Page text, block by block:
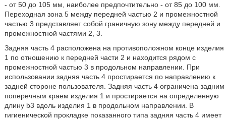
- от 50 до 105 мм, наиболее предпочтительно - от 85 до 100 мм.
Переходная зона 5 между передней частью 2 и промежностной
частью 3 представляет собой граничную зону между передней и
промежностной частями 2, 3.
Задняя часть 4 расположена на противоположном конце изделия
1 по отношению к передней части 2 и находится рядом с
промежностной частью 3 в продольном направлении. При
использовании задняя часть 4 простирается по направлению к
задней стороне пользователя. Задняя часть 4 ограничена задним
поперечным краем изделия 1 и простирается на определенную
длину b3 вдоль изделия 1 в продольном направлении. В
гигиенической прокладке показанного типа задняя часть 4 имеет